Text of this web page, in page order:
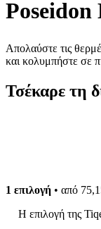
Poseidon
Απολαύστε τις
και κολυμπήστε σε
Τσέκαρε τη
1 επιλογή • από
Η επιλογή της